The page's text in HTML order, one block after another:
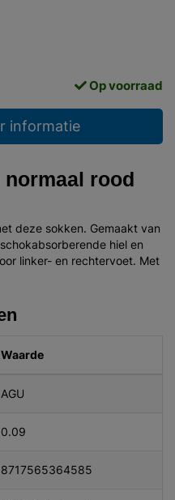
Op voorraad
informatie
rood
deze sokken. Gemaakt van
hiel en
linker- en rechtervoet. Met
Waarde
AGU
0.09
8717565364585